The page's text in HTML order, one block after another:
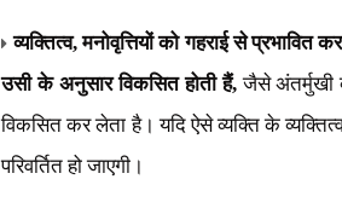
व्यक्तित्व,मनोवृत्तियों को गहराई से प्रभावित
उसी के अनुसार विकसित होती हैं, जैसे अंतर्मुखी
विकसित कर लेता है। यदि ऐसेव्यक्ति के
परिवर्तित हो जाएगी।